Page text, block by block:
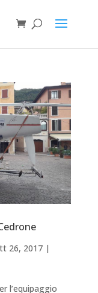
26, 2017|
l’equipaggio